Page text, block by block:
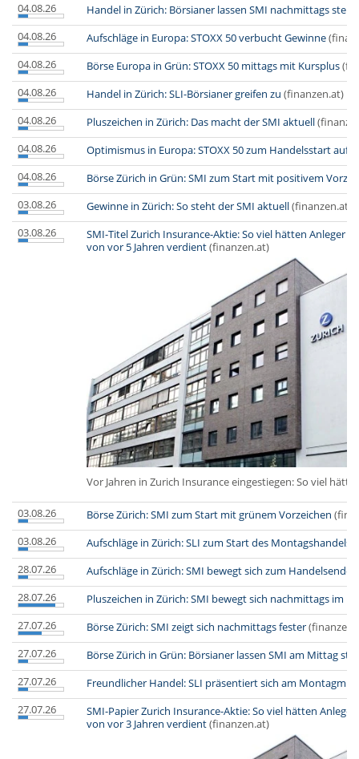
04.08.26
Handel in Zürich: Börsianer lassen SMI nachmittags
04.08.26
Aufschläge in Europa: STOXX 50 verbucht Gewinne
04.08.26
Börse Europa in Grün: STOXX 50 mittags mit Kursplus
04.08.26
Handel in Zürich: SLI-Börsianer greifen zu (finanzen.at)
04.08.26
Pluszeichen in Zürich: Das macht der SMI aktuell
04.08.26
Optimismus in Europa: STOXX 50 zum Handelsstart auf
04.08.26
Börse Zürich in Grün: SMI zum Start mit positivem
03.08.26
Gewinne in Zürich: So steht der SMI aktuell(finanzen.at)
03.08.26
SMI-Titel Zurich Insurance-Aktie: So viel hätten Anleger
von vor 5 Jahren verdient(finanzen.at)
Vor Jahren in Zurich Insurance eingestiegen: So viel
03.08.26 Börse Zürich: SMI zum Start mit grünem Vorzeichen
03.08.26
Aufschläge in Zürich: SLI zum Start des Montagshandels
28.07.26
Aufschläge in Zürich: SMI bewegt sich zum Handelsende
28.07.26
Pluszeichen in Zürich: SMI bewegt sich nachmittags im
27.07.26
Börse Zürich: SMI zeigt sich nachmittags fester
27.07.26
Börse Zürich in Grün: Börsianer lassen SMI am Mittag
27.07.26
Freundlicher Handel: SLI präsentiert sich am
27.07.26
SMI-Papier Zurich Insurance-Aktie: So viel hätten
von vor 3 Jahren verdient(finanzen.at)